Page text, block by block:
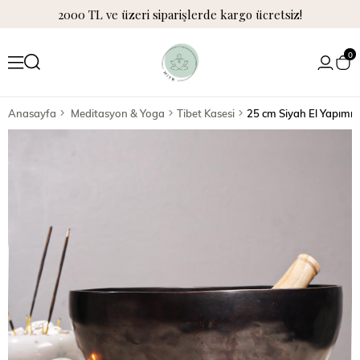
2000 TL ve üzeri siparişlerde kargo ücretsiz!
0
Anasayfa Meditasyon & Yoga Tibet Kasesi 25 cm Siyah El Yapımı